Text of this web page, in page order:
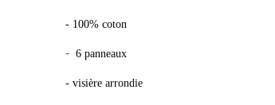
- 100% coton
- 6 panneaux
- visière arrondie